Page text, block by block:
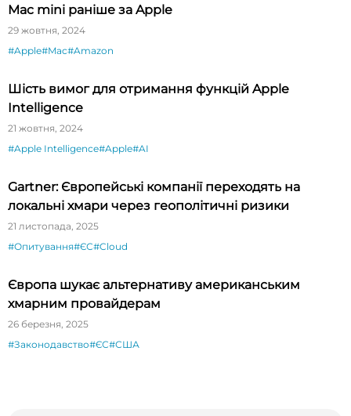
Mac mini раніше за Apple
29 жовтня, 2024
#Apple#Mac#Amazon
Шість вимог для отримання функцій Apple
Intelligence
21 жовтня, 2024
#Apple Intelligence#Apple#AI
Gartner: Європейські компанії переходять на
локальні хмари через геополітичні ризики
21 листопада, 2025
#Опитування#ЄС#Cloud
Європа шукає альтернативу американським
хмарним провайдерам
26 березня, 2025
#Законодавство#ЄС#США